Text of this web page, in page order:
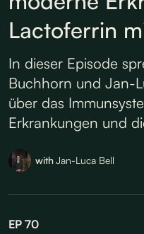
Lactoferrin
In dieser Episode
Buchhorn und Jan-
über das
Erkrankungen und
withJan-Luca Bell
EP 70